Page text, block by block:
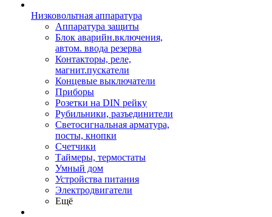
Низковольтная аппаратура
Аппаратура защиты
Блок аварийн.включения,
автом. ввода резерва
Контакторы, реле,
магнит.пускатели
Концевые выключатели
Приборы
Розетки на DIN рейку
Рубильники, разъединители
Светосигнальная арматура,
посты, кнопки
Счетчики
Таймеры, термостаты
Умный дом
Устройства питания
Электродвигатели
Ещё